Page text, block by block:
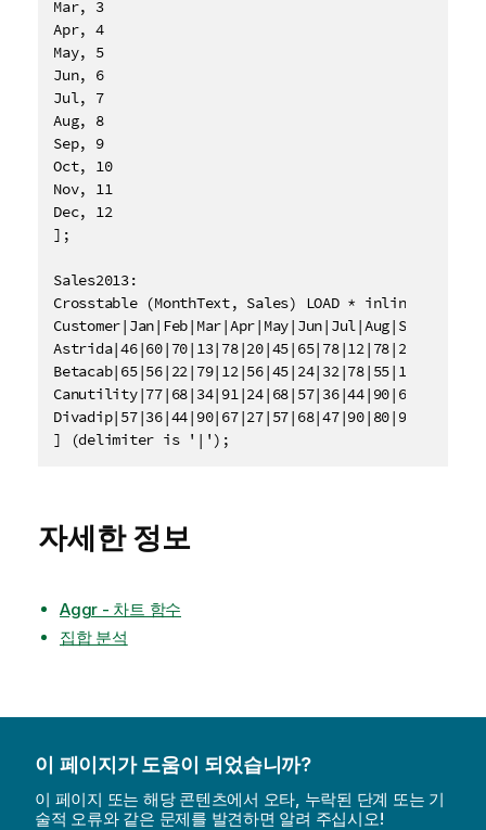
Mar, 3
Apr, 4
May, 5
Jun, 6
Jul, 7
Aug, 8
Sep, 9
Oct, 10
Nov, 11
Dec, 12
];
Sales2013:
Crosstable (MonthText, Sales) LOAD * inline [
Astrida|46|60|70|13|78|20|45|65|78|12|78|22
Betacab|65|56|22|79|12|56|45|24|32|78|55|15
Canutility|77|68|34|91|24|68|57|36|44|90|67|27
Divadip|57|36|44|90|67|27|57|68|47|90|80|94
] (delimiter is '|');
자세한 정보
Aggr - 차트 함수
집합 분석
이 페이지가 도움이 되었습니까?
이 페이지 또는 해당 콘텐츠에서 오타, 누락된 단계 또는 기
술적 오류와 같은 문제를 발견하면 알려 주십시오!